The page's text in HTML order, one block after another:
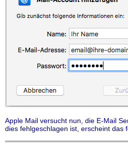
Apple Mail versucht nun, die E-Mail
dies fehlgeschlagen ist, erscheint das